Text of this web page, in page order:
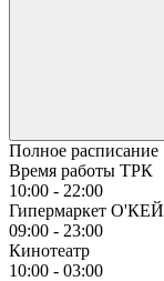
Полное расписание
Время работы ТРК
10:00 - 22:00
Гипермаркет О'КЕЙ
09:00 - 23:00
Кинотеатр
10:00 - 03:00